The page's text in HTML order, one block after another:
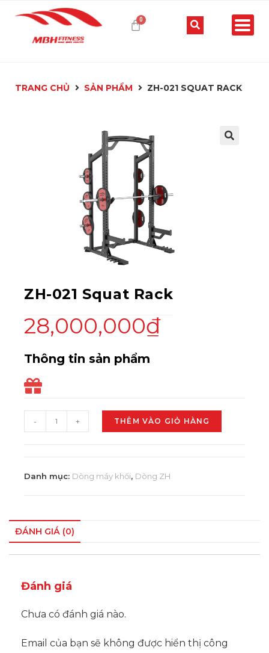
TRANG CHỦ SẢN PHẨM ZH-021 SQUAT RACK
ZH-021 Squat Rack
28,000,000₫
Thông tin sản phẩm
- + THÊM VÀO GIỎ HÀNG
Danh mục: Dòng máy khối, Dòng ZH
ĐÁNH GIÁ (0)
Đánh giá
Chưa có đánh giá nào.
Email của bạn sẽ không được hiển thị công